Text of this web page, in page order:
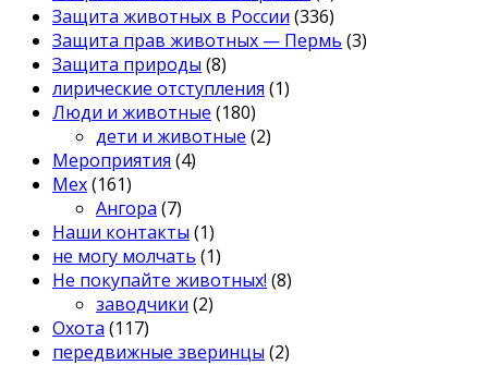
Защита животных в России (336)
Защита прав животных — Пермь (3)
Защита природы (8)
лирические отступления (1)
Люди и животные (180)
дети и животные (2)
Мероприятия (4)
Мех(161)
Ангора (7)
Наши контакты (1)
не могу молчать (1)
Не покупайте животных! (8)
заводчики (2)
Охота (117)
передвижные зверинцы (2)